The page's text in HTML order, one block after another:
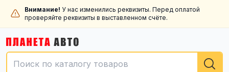
Внимание! У нас изменились реквизиты. Перед оплатой
проверяйте реквизиты в выставленном счёте.